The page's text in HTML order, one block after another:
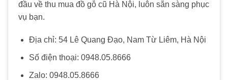
đầu về thu mua đồ gỗ cũ Hà Nội, luôn sẵn sàng phục
vụ bạn.
Địa chỉ: 54 Lê Quang Đạo, Nam Từ Liêm, Hà Nội
Số điện thoại: 0948.05.8666
Zalo: 0948.05.8666